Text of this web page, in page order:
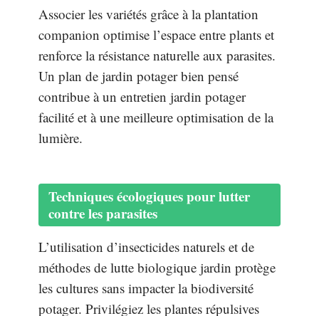
Associer les variétés grâce à la plantation
companion optimise l’espace entre plants et
renforce la résistance naturelle aux parasites.
Un plan de jardin potager bien pensé
contribue à un entretien jardin potager
facilité et à une meilleure optimisation de la
lumière.
Techniques écologiques pour lutter
contre les parasites
L’utilisation d’insecticides naturels et de
méthodes de lutte biologique jardin protège
les cultures sans impacter la biodiversité
potager. Privilégiez les plantes répulsives